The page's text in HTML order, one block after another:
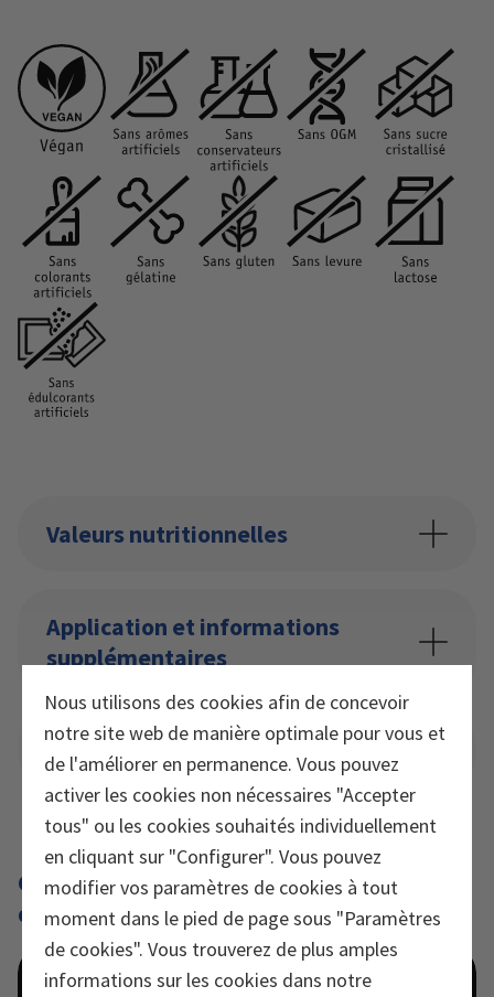
Nous utilisons des cookies afin de concevoir
notre site web de manière optimale pour vous et
de l'améliorer en permanence. Vous pouvez
activer les cookies non nécessaires "Accepter
tous" ou les cookies souhaités individuellement
en cliquant sur "Configurer". Vous pouvez
modifier vos paramètres de cookies à tout
moment dans le pied de page sous "Paramètres
de cookies". Vous trouverez de plus amples
informations sur les cookies dans notre
Valeurs nutritionnelles
Application et informations
supplémentaires
Téléchargements
Comment diluer Burgerstein AminoVital
dans votre boisson?